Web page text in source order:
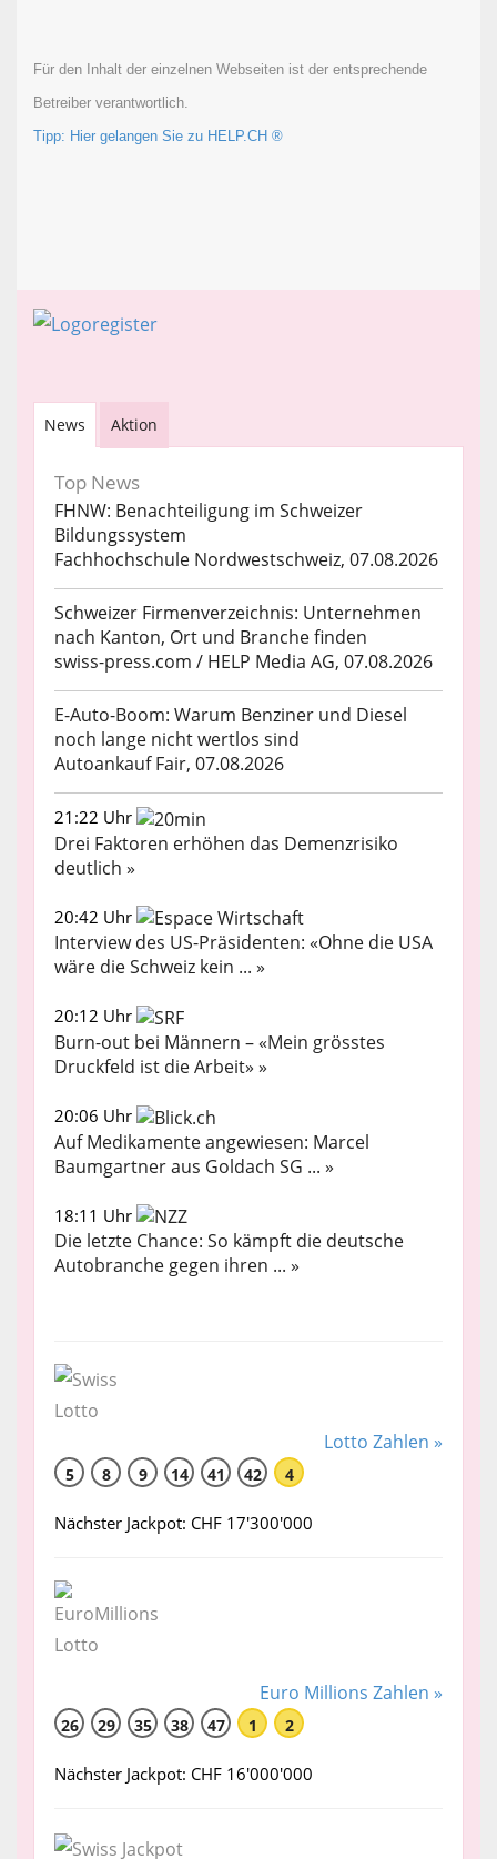
Für den Inhalt der einzelnen Webseiten ist der entsprechende
Betreiber verantwortlich.
Tipp: Hier gelangen Sie zu HELP.CH ®
News Aktion
Top News
FHNW: Benachteiligung im Schweizer
Bildungssystem
Fachhochschule Nordwestschweiz, 07.08.2026
Schweizer Firmenverzeichnis: Unternehmen
nach Kanton, Ort und Branche finden
swiss-press.com / HELP Media AG, 07.08.2026
E-Auto-Boom: Warum Benziner und Diesel
noch lange nicht wertlos sind
Autoankauf Fair, 07.08.2026
21:22 Uhr
Drei Faktoren erhöhen das Demenzrisiko
deutlich »
20:42 Uhr
Interview des US-Präsidenten: «Ohne die USA
wäre die Schweiz kein ... »
20:12 Uhr
Burn-out bei Männern – «Mein grösstes
Druckfeld ist die Arbeit» »
20:06 Uhr
Auf Medikamente angewiesen: Marcel
Baumgartner aus Goldach SG ... »
18:11 Uhr
Die letzte Chance: So kämpft die deutsche
Autobranche gegen ihren ... »
Lotto Zahlen »
5 8 9 14 41 42 4
Nächster Jackpot: CHF 17'300'000
Euro Millions Zahlen »
26 29 35 38 47 1 2
Nächster Jackpot: CHF 16'000'000